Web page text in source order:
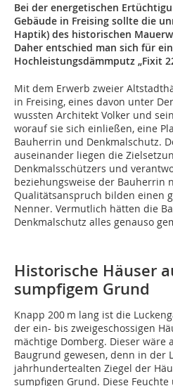
Bei der energetischen
Gebäude in Freising sollte die
Haptik) des historischen
Daher entschied man sich für
Hochleistungsdämmputz „Fixit
Mit dem Erwerb zweier
in Freising, eines davon unter
wussten Architekt Volker und
worauf sie sich einließen, eine
Bauherrin und Denkmalschutz.
auseinander liegen die
Denkmalsschützers und
beziehungsweise der Bauherrin
Qualitätsanspruch bilden einen
Nenner. Vermutlich hätten die
Denkmalschutz alles genauso
Historische Häuser
sumpfigem Grund
Knapp 200 m lang ist die
der ein- bis zweigeschossigen
mächtige Domberg. Dieser wäre
Baugrund gewesen, denn in der
jahrhundertealten Ziegel der
sumpfigen Grund. Diese